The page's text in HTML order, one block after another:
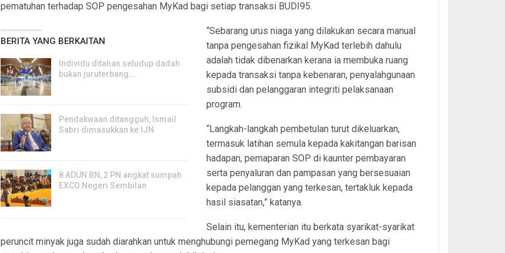
pematuhan terhadap SOP pengesahan MyKad bagi setiap transaksi BUDI95.
BERITA YANG BERKAITAN
Individu ditahan seludup dadah
bukan juruterbang…
Pendakwaan ditangguh, Ismail
Sabri dimasukkan ke IJN
8 ADUN BN, 2 PN angkat sumpah
EXCO Negeri Sembilan
“Sebarang urus niaga yang dilakukan secara manual
tanpa pengesahan fizikal MyKad terlebih dahulu
adalah tidak dibenarkan kerana ia membuka ruang
kepada transaksi tanpa kebenaran, penyalahgunaan
subsidi dan pelanggaran integriti pelaksanaan
program.
“Langkah-langkah pembetulan turut dikeluarkan,
termasuk latihan semula kepada kakitangan barisan
hadapan, pemaparan SOP di kaunter pembayaran
serta penyaluran dan pampasan yang bersesuaian
kepada pelanggan yang terkesan, tertakluk kepada
hasil siasatan,” katanya.
Selain itu, kementerian itu berkata syarikat-syarikat
peruncit minyak juga sudah diarahkan untuk menghubungi pemegang MyKad yang terkesan bagi